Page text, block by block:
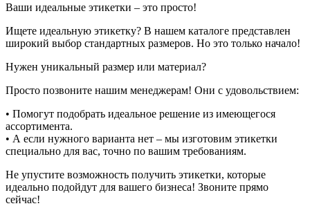
Ваши идеальные этикетки – это просто!
Ищете идеальную этикетку? В нашем каталоге представлен
широкий выбор стандартных размеров. Но это только начало!
Нужен уникальный размер или материал?
Просто позвоните нашим менеджерам! Они с удовольствием:
• Помогут подобрать идеальное решение из имеющегося
ассортимента.
• А если нужного варианта нет – мы изготовим этикетки
специально для вас, точно по вашим требованиям.
Не упустите возможность получить этикетки, которые
идеально подойдут для вашего бизнеса! Звоните прямо
сейчас!